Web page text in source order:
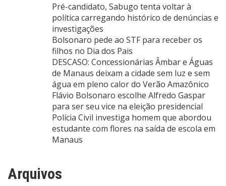
Pré-candidato, Sabugo tenta voltar à
política carregando histórico de denúncias e
investigações
Bolsonaro pede ao STF para receber os
filhos no Dia dos Pais
DESCASO: Concessionárias Âmbar e Águas
de Manaus deixam a cidade sem luz e sem
água em pleno calor do Verão Amazônico
Flávio Bolsonaro escolhe Alfredo Gaspar
para ser seu vice na eleição presidencial
Polícia Civil investiga homem que abordou
estudante com flores na saída de escola em
Manaus
Arquivos